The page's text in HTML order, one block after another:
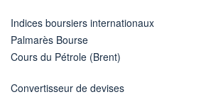
Indices boursiers internationaux
Palmarès Bourse
Cours du Pétrole (Brent)
Convertisseur de devises